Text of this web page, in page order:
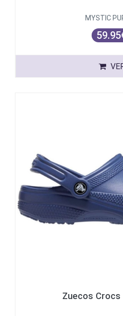
MYSTIC
Zuecos Crocs